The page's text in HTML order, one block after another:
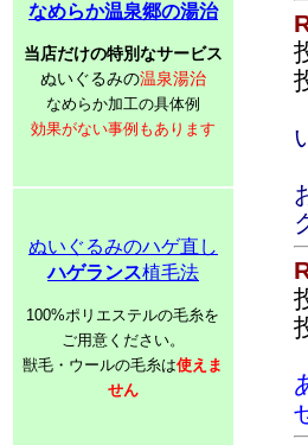
なめらか温泉郷の湯治
当店だけの特別なサービス
ぬいぐるみの温泉湯治
なめらか加工の具体例
効果がない事例もあります
ぬいぐるみのハゲ直し
ハゲランス植毛法
100%ポリエステルの毛糸を
ご用意ください。
獣毛・ウールの毛糸は使えま
せん